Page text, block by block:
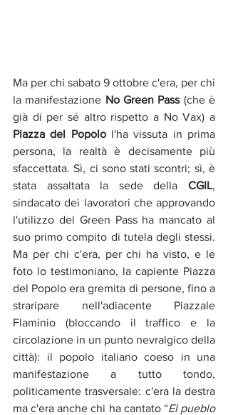
Ma per chi sabato 9 ottobre c'era, per chi
la manifestazione No Green Pass (che è
Piazza del Popolo l'ha vissuta in prima
persona, la realtà è decisamente più
sfaccettata. Sì, ci sono stati scontri; sì, è
stata assaltata la sede della CGIL,
sindacato dei lavoratori che approvando
l'utilizzo del Green Pass ha mancato al
suo primo compito di tutela degli stessi.
Ma per chi c'era, per chi ha visto, e le
foto lo testimoniano, la capiente Piazza
del Popolo era gremita di persone, fino a
straripare nell'adiacente Piazzale
Flaminio (bloccando il traffico e la
circolazione in un punto nevralgico della
città): il popolo italiano coeso in una
manifestazione a tutto tondo,
politicamente trasversale: c'era la destra
ma c'era anche chi ha cantato “El pueblo